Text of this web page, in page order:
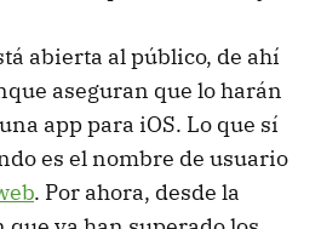
abierta al público, de ahí
aseguran que lo harán
app para iOS. Lo que sí
es el nombre de usuario
. Por ahora, desde la